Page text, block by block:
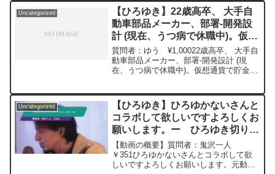
M22 ひろゆきさんの動画で、
寄...
Uncategorized
【ひろゆき】22歳高卒、 大手自
動車部品メーカー、部署-開発設
計 (現在、うつ病で休職中)。仮想
通貨で貯金1500万を作れまし
た。何に使いますか? ー ひろゆ
き切り抜き 20240310
質問者：ゆう ¥1,00022歳高卒、 大手自
動車部品メーカー、部署-開発設計 (現
在、うつ病で休職中)。仮想通貨で貯金
ムやNetflixをしてしまっています。今の
生活は、楽しいです。会社の規定であと1
年間休職すると退職しないといけませ
ん。この貯金をひろゆきさんが22歳なら
何に使いますか? 物欲はほとんどないで
す。元動画：パートタイム、フルタイ
ム、エクストラタイム。Nina Blancaを呑
みながら 2024/03/10 D21
Uncategorized
【ひろゆき】ひろゆかないさんと
コラボして欲しいですよろしくお
願いします。ー ひろゆき切り抜
き 20231018
【動画の概要】質問者：鬼沢一人
￥351ひろゆかないさんとコラボして欲
しいですよろしくお願いします。元動